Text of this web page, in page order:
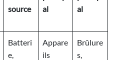
source
al
al
Batteri
e,
Appare
ils
Brûlure
s,